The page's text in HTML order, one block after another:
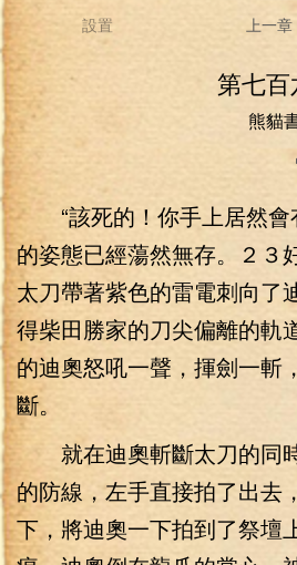
設置 上一章
第七
熊貓
“該死的！你手上居然會
的姿態已經蕩然無存。２３
太刀帶著紫色的雷電刺向了
得柴田勝家的刀尖偏離的軌
的迪奧怒吼一聲，揮劍一斬
斷。
就在迪奧斬斷太刀的同
的防線，左手直接拍了出去
下，將迪奧一下拍到了祭壇